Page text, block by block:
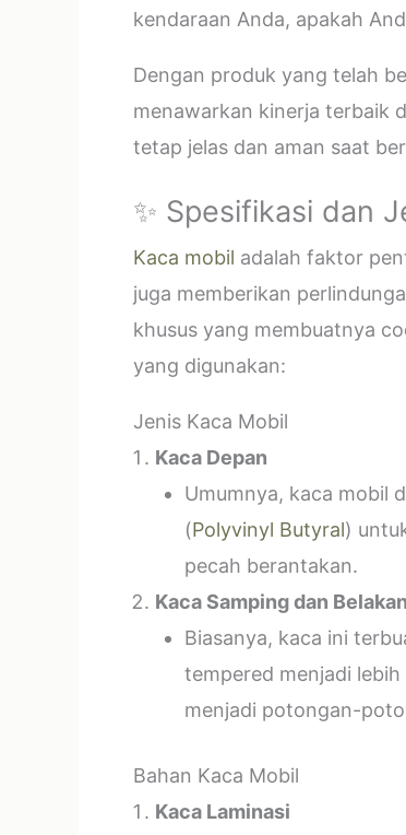
kendaraan Anda, apakah
Dengan produk yang telah
menawarkan kinerja terbaik
tetap jelas dan aman saat
✨ Spesifikasi dan
Kaca mobil adalah faktor
juga memberikan
khusus yang membuatnya
yang digunakan:
Jenis Kaca Mobil
Kaca Depan
Umumnya, kaca mobil
(Polyvinyl Butyral)
pecah berantakan.
Kaca Samping dan
Biasanya, kaca ini
tempered menjadi
menjadi potongan-
Bahan Kaca Mobil
Kaca Laminasi